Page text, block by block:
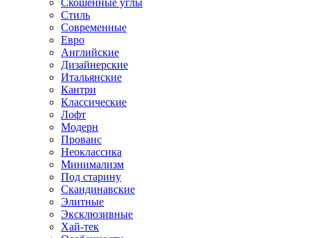
Скошенные углы
Стиль
Современные
Евро
Английские
Дизайнерские
Итальянские
Кантри
Классические
Лофт
Модерн
Прованс
Неоклассика
Минимализм
Под старину
Скандинавские
Элитные
Эксклюзивные
Хай-тек